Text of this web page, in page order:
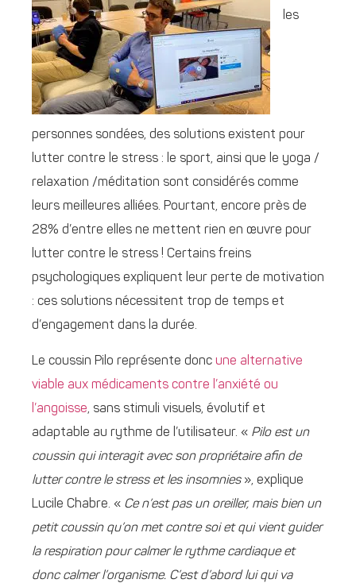
les
personnes sondées, des solutions existent pour
lutter contre le stress : le sport, ainsi que le yoga /
relaxation /méditation sont considérés comme
leurs meilleures alliées. Pourtant, encore près de
28% d’entre elles ne mettent rien en œuvre pour
lutter contre le stress ! Certains freins
psychologiques expliquent leur perte de motivation
: ces solutions nécessitent trop de temps et
d’engagement dans la durée.
Le coussin Pilo représente donc une alternative
viable aux médicaments contre l’anxiété ou
l’angoisse, sans stimuli visuels, évolutif et
adaptable au rythme de l’utilisateur. « Pilo est un
coussin qui interagit avec son propriétaire afin de
lutter contre le stress et les insomnies», explique
Lucile Chabre. « Ce n’est pas un oreiller, mais bien un
petit coussin qu’on met contre soi et qui vient guider
la respiration pour calmer le rythme cardiaque et
donc calmer l’organisme. C’est d’abord lui qui va